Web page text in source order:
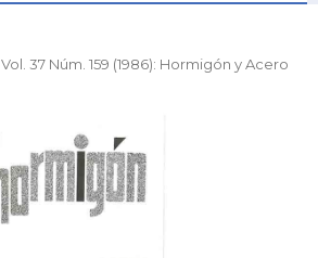
Vol. 37 Núm. 159 (1986): Hormigón y Acero